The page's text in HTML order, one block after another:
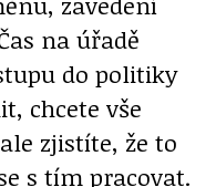
na úřadě
do politiky
chcete vše
zjistíte, že to
s tím pracovat.